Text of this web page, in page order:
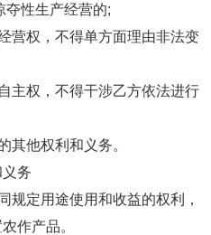
性生产经营的;
营权，不得单方面理由非法变
主权，不得干涉乙方依法进行
其他权利和义务。
务
规定用途使用和收益的权利，
作产品。